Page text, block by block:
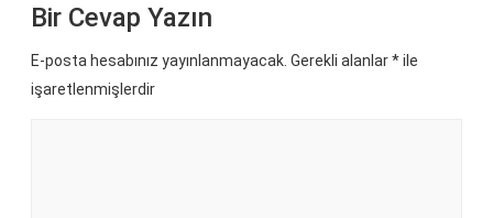
Bir Cevap Yazın
E-posta hesabınız yayınlanmayacak. Gerekli alanlar*ile
işaretlenmişlerdir